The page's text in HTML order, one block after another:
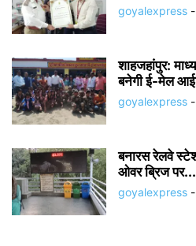
goyalexpress -
शाहजहांपुर:
बनेगी ई-मेल
goyalexpress -
बनारस रेलवे
ओवर ब्रिज पर...
goyalexpress -